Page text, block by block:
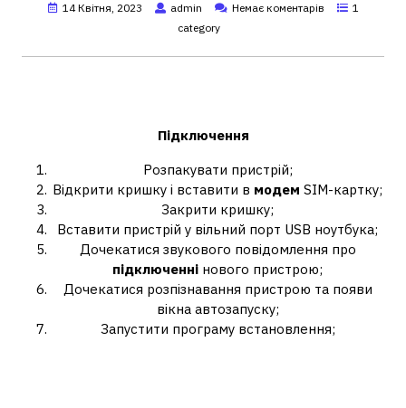
14 Квітня, 2023 admin Немає коментарів
1
category
Підключення
Розпакувати пристрій;
Відкрити кришку і вставити в модем SIM-картку;
Закрити кришку;
Вставити пристрій у вільний порт USB ноутбука;
Дочекатися звукового повідомлення про
підключенні нового пристрою;
Дочекатися розпізнавання пристрою та появи
вікна автозапуску;
Запустити програму встановлення;